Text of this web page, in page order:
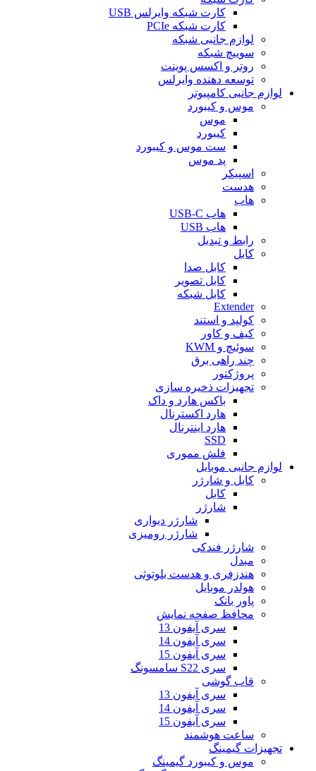
کارت شبکه وایرلس USB
کارت شبکه PCIe
لوازم جانبی شبکه
سوییچ شبکه
روتر و اکسس پوینت
توسعه دهنده وایرلس
لوازم جانبی کامپیوتر
موس و کیبورد
موس
کیبورد
ست موس و کیبورد
پد موس
اسپیکر
هدست
هاب
هاب USB-C
هاب USB
رابط و تبدیل
کابل
کابل صدا
کابل تصویر
کابل شبکه
Extender
کولپد و استند
کیف و کاور
سوئیچ و KWM
چند راهی برق
پروژکتور
تجهیزات ذخیره سازی
باکس هارد و داک
هارد اکسترنال
هارد اینترنال
SSD
فلش مموری
لوازم جانبی موبایل
کابل و شارژر
کابل
شارژر
شارژر دیواری
شارژر رومیزی
شارژر فندکی
مبدل
هندزفری و هدست بلوتوثی
هولدر موبایل
پاور بانک
محافظ صفحه نمایش
سری آیفون 13
سری آیفون 14
سری آیفون 15
سری S22 سامسونگ
قاب گوشی
سری آیفون 13
سری آیفون 14
سری آیفون 15
ساعت هوشمند
تجهیزات گیمینگ
موس و کیبورد گیمینگ